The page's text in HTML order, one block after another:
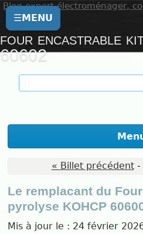
Blog expert électroménager,
four encastrable
60602
☰MENU
« Billet précédent -
Le remplacant du
pyrolyse KOHCP
Mis à jour le : 24 février